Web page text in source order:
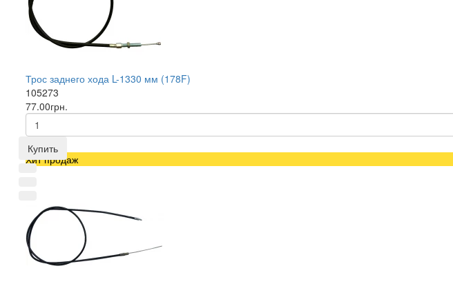
Трос заднего хода L-1330 мм (178F)
105273
77.00грн.
Купить
Хит продаж